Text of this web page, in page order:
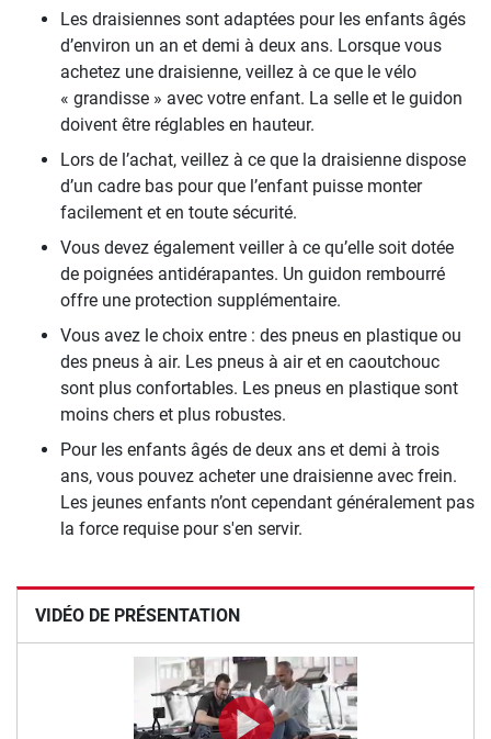
VIDÉO DE PRÉSENTATION
Les draisiennes sont adaptées pour les enfants âgés
d’environ un an et demi à deux ans. Lorsque vous
achetez une draisienne, veillez à ce que le vélo
« grandisse » avec votre enfant. La selle et le guidon
doivent être réglables en hauteur.
Lors de l’achat, veillez à ce que la draisienne dispose
d’un cadre bas pour que l’enfant puisse monter
facilement et en toute sécurité.
Vous devez également veiller à ce qu’elle soit dotée
de poignées antidérapantes. Un guidon rembourré
offre une protection supplémentaire.
Vous avez le choix entre : des pneus en plastique ou
des pneus à air. Les pneus à air et en caoutchouc
sont plus confortables. Les pneus en plastique sont
moins chers et plus robustes.
Pour les enfants âgés de deux ans et demi à trois
ans, vous pouvez acheter une draisienne avec frein.
Les jeunes enfants n’ont cependant généralement pas
la force requise pour s'en servir.